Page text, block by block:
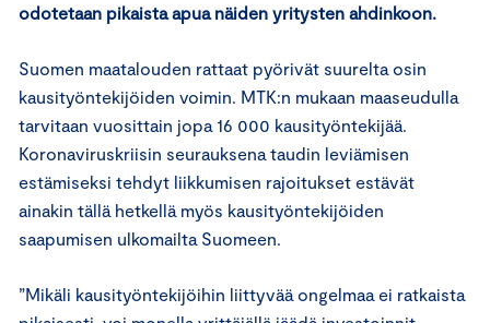
odotetaan pikaista apua näiden yritysten ahdinkoon.
Suomen maatalouden rattaat pyörivät suurelta osin
kausityöntekijöiden voimin. MTK:n mukaan maaseudulla
tarvitaan vuosittain jopa 16 000 kausityöntekijää.
Koronaviruskriisin seurauksena taudin leviämisen
estämiseksi tehdyt liikkumisen rajoitukset estävät
ainakin tällä hetkellä myös kausityöntekijöiden
saapumisen ulkomailta Suomeen.
”Mikäli kausityöntekijöihin liittyvää ongelmaa ei ratkaista